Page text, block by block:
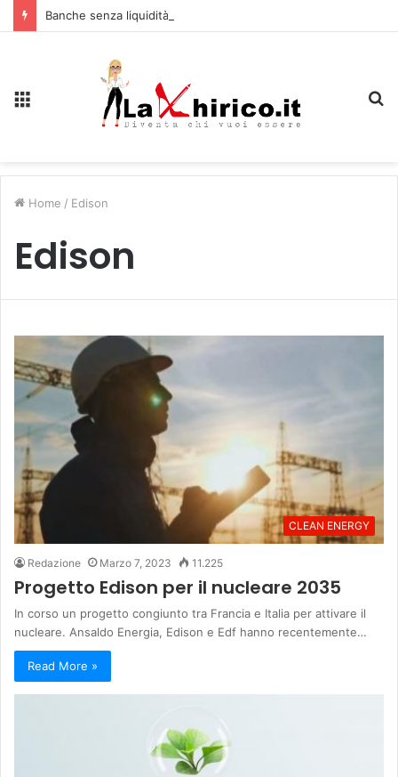
Home / Edison
Edison
CLEAN ENERGY
Redazione Marzo 7, 2023 11.225
Progetto Edison per il nucleare 2035
In corso un progetto congiunto tra Francia e Italia per attivare il
nucleare. Ansaldo Energia, Edison e Edf hanno recentemente…
Read More »